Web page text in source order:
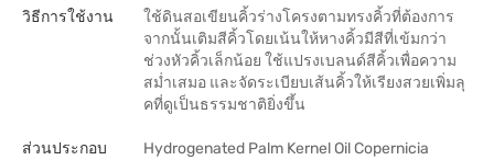
วิธีการใช้งาน
ใช้ดินสอเขียนคิ้วร่างโครงตามทรงคิ้วที่ต้องการ
จากนั้นเติมสีคิ้วโดยเน้นให้หางคิ้วมีสีที่เข้มกว่า
ช่วงหัวคิ้วเล็กน้อย ใช้แปรงเบลนด์สีคิ้วเพื่อความ
สม่ำเสมอ และจัดระเบียบเส้นคิ้วให้เรียงสวยเพิ่มลุ
คที่ดูเป็นธรรมชาติยิ่งขึ้น
ส่วนประกอบ
Hydrogenated Palm Kernel Oil Copernicia